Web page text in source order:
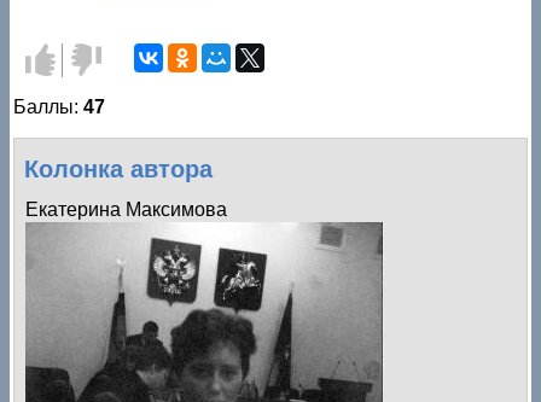
Голос
за!
Голос
против!
Баллы:47
Колонка автора
Екатерина Максимова